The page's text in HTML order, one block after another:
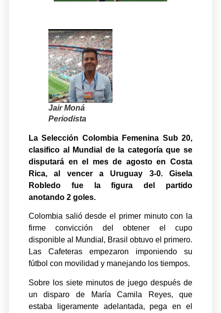
Jair Moná
Periodista
La Selección Colombia Femenina Sub 20,
clasifico al Mundial de la categoría que se
disputará en el mes de agosto en Costa
Rica, al vencer a Uruguay 3-0. Gisela
Robledo fue la figura del partido
anotando 2 goles.
Colombia salió desde el primer minuto con la
firme convicción del obtener el cupo
disponible al Mundial, Brasil obtuvo el primero.
Las Cafeteras empezaron imponiendo su
fútbol con movilidad y manejando los tiempos.
Sobre los siete minutos de juego después de
un disparo de María Camila Reyes, que
estaba ligeramente adelantada, pega en el